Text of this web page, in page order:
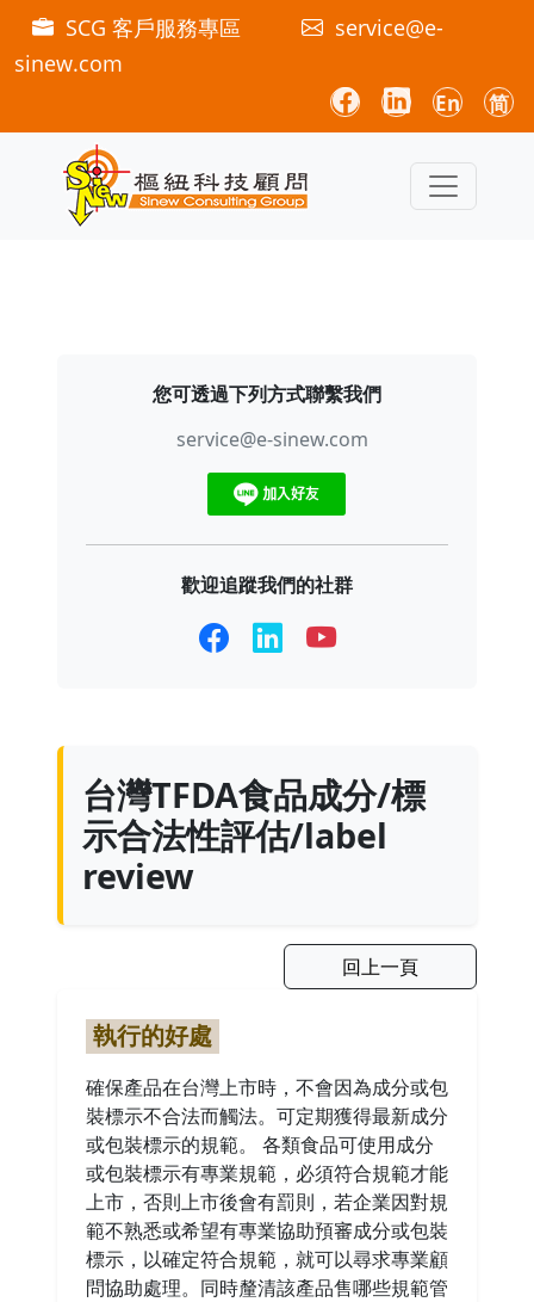
SCG 客戶服務專區
service@e-
sinew.com
En 简
您可透過下列方式聯繫我們
service@e-sinew.com
歡迎追蹤我們的社群
台灣TFDA食品成分/標
示合法性評估/label
review
回上一頁
執行的好處
確保產品在台灣上市時，不會因為成分或包
裝標示不合法而觸法。可定期獲得最新成分
或包裝標示的規範。 各類食品可使用成分
或包裝標示有專業規範，必須符合規範才能
上市，否則上市後會有罰則，若企業因對規
範不熟悉或希望有專業協助預審成分或包裝
標示，以確定符合規範，就可以尋求專業顧
問協助處理。同時釐清該產品售哪些規範管